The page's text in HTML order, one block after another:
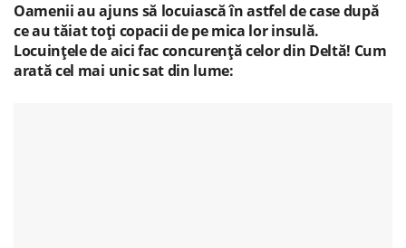
Oamenii au ajuns să locuiască în astfel de case după
ce au tăiat toți copacii de pe mica lor insulă.
Locuințele de aici fac concurență celor din Deltă! Cum
arată cel mai unic sat din lume: